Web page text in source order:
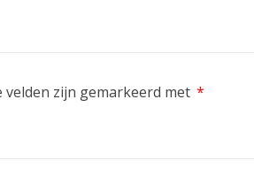
velden zijn gemarkeerd met *